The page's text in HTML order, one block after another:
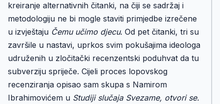
kreiranje alternativnih čitanki, na čiji se sadržaj i
metodologiju ne bi mogle staviti primjedbe izrečene
u izvještaju Čemu učimo djecu. Od pet čitanki, tri su
završile u nastavi, uprkos svim pokušajima ideologa
udruženih u zločitački recenzentski poduhvat da tu
subverziju spriječe. Cijeli proces lopovskog
recenziranja opisao sam skupa s Namirom
Ibrahimovićem u Studiji slučaja Svezame, otvori se.